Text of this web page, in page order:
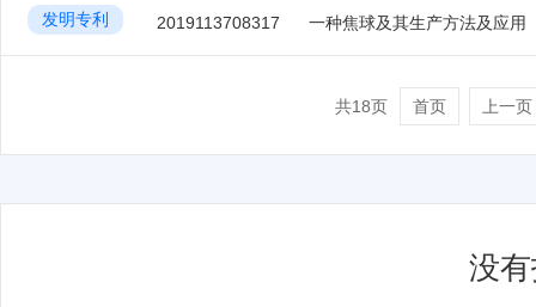
2019113708317 一种焦球及其生产方法及应用
发明专利
共18页 首页 上一页
没